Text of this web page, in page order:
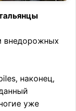
внедорожных
наконец,
уже